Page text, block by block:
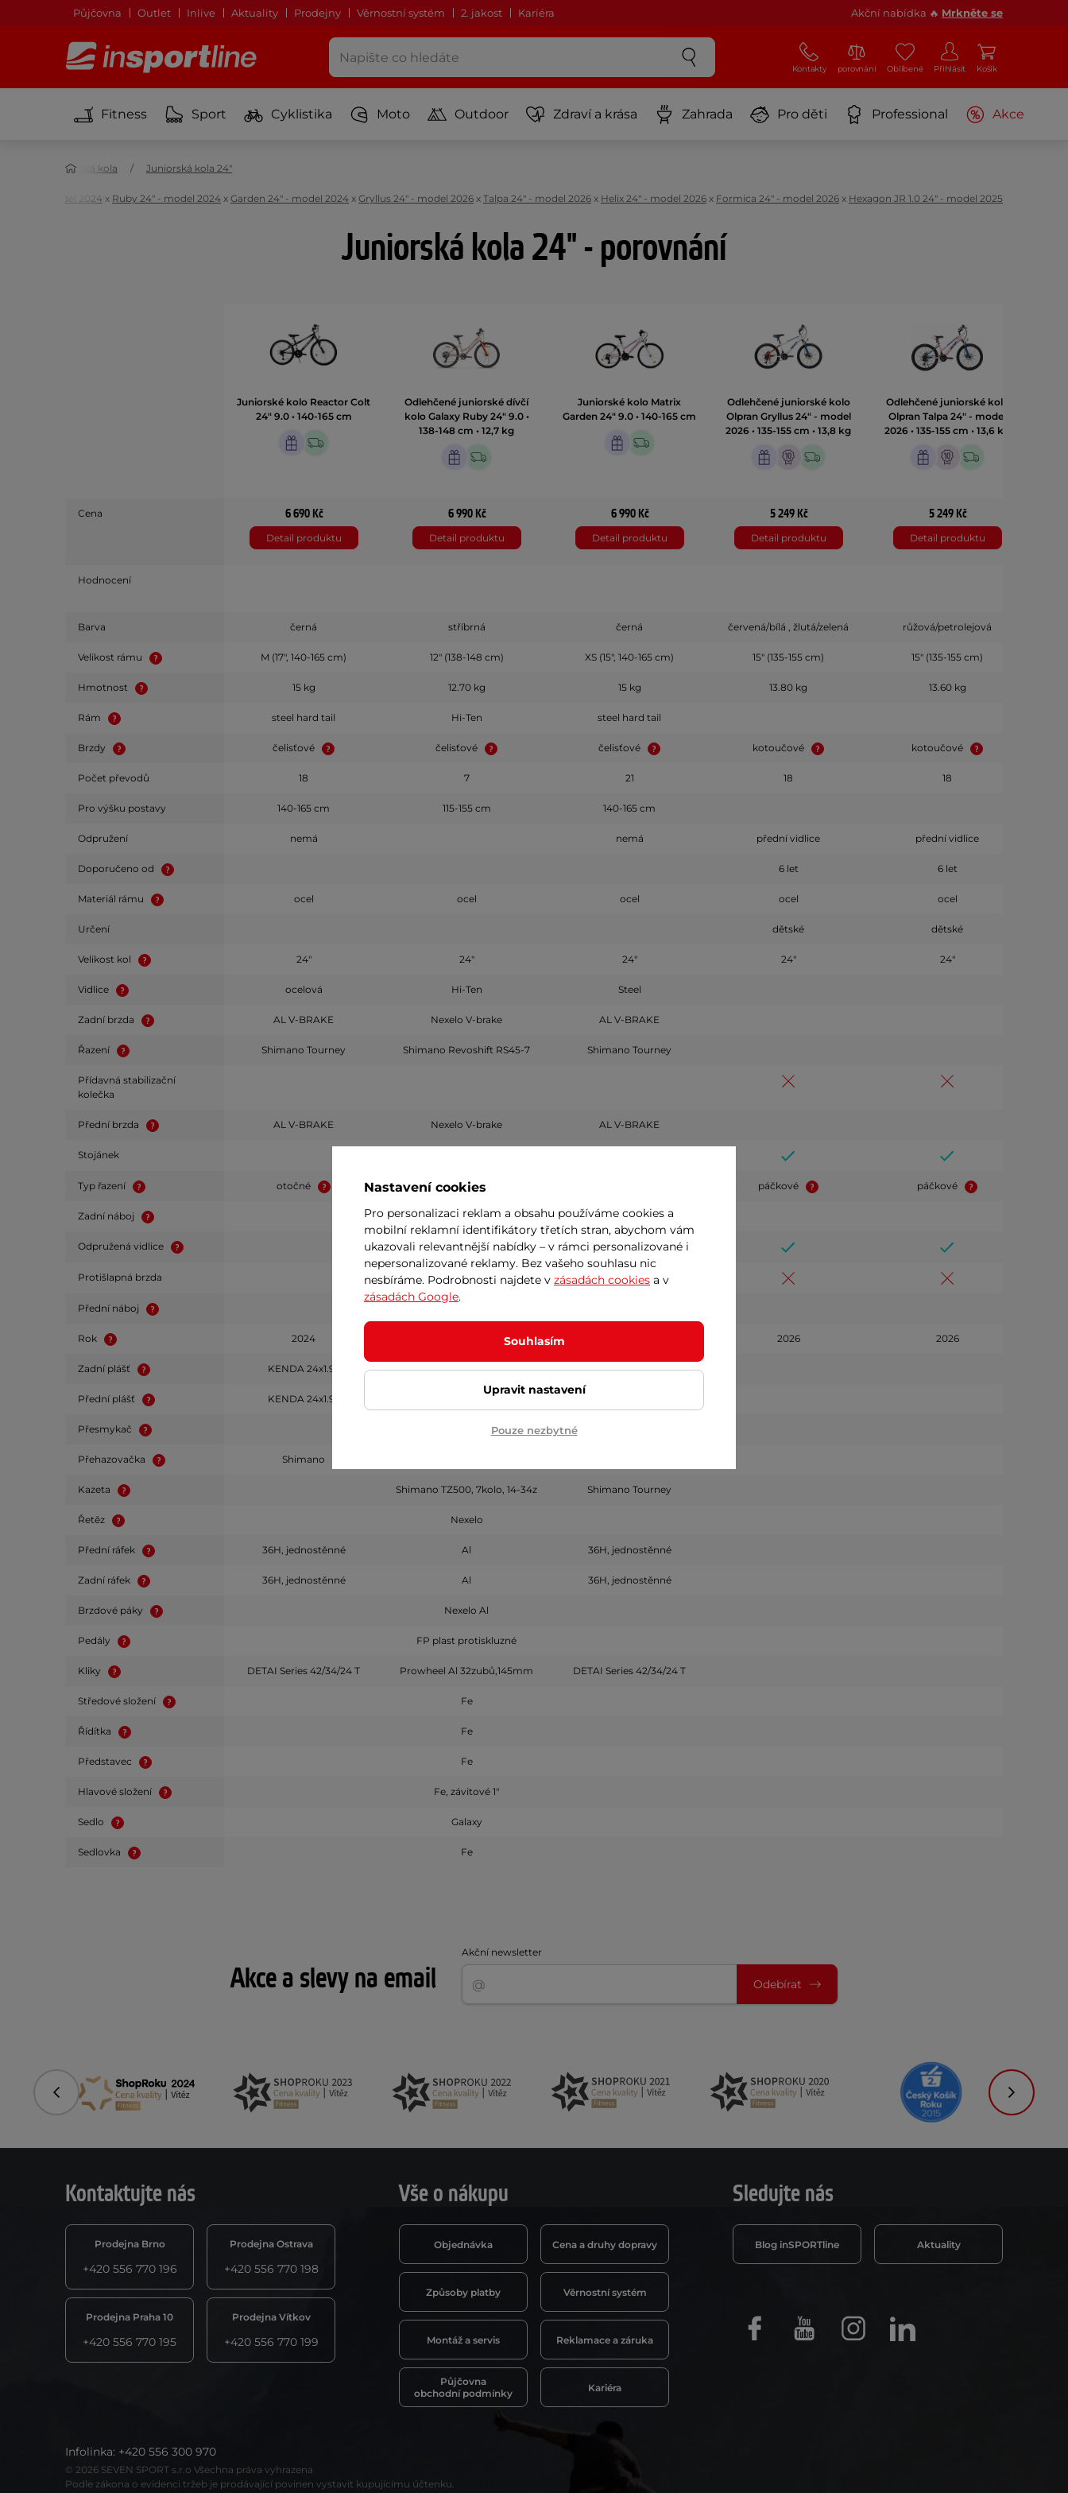
Půjčovna Outlet Inlive Aktuality Prodejny Věrnostní systém 2. jakost Kariéra Akční nabídka 🔥 Mrkněte se
Kontakty porovnání Oblíbené Přihlásit Košík
Fitness Sport Cyklistika Moto Outdoor Zdraví a krása Zahrada Pro děti Professional Akce
Dětská kola Juniorská kola 24"
Colt 24" - model 2024 x Ruby 24" - model 2024 x Garden 24" - model 2024 x Gryllus 24" - model 2026 x Talpa 24" - model 2026 x Helix 24" - model 2026 x Formica 24" - model 2026 x Hexagon JR 1.0 24" - model 2025
Juniorská kola 24" - porovnání
Juniorské kolo Reactor Colt
24" 9.0 • 140-165 cm
Odlehčené juniorské dívčí
kolo Galaxy Ruby 24" 9.0 •
138-148 cm • 12,7 kg
Juniorské kolo Matrix
Garden 24" 9.0 • 140-165 cm
Odlehčené juniorské kolo
Olpran Gryllus 24" - model
2026 • 135-155 cm • 13,8 kg
Odlehčené juniorské kolo
Olpran Talpa 24" - model
2026 • 135-155 cm • 13,6 kg
Cena 6 690 Kč
Detail produktu
6 990 Kč
Detail produktu
6 990 Kč
Detail produktu
5 249 Kč
Detail produktu
5 249 Kč
Detail produktu
Hodnocení
Barva černá stříbrná černá červená/bílá , žlutá/zelená růžová/petrolejová
Velikost rámu M (17", 140-165 cm) 12" (138-148 cm) XS (15", 140-165 cm) 15" (135-155 cm) 15" (135-155 cm)
Hmotnost 15 kg 12.70 kg 15 kg 13.80 kg 13.60 kg
Rám steel hard tail Hi-Ten steel hard tail
Brzdy čelisťové čelisťové čelisťové kotoučové kotoučové
Počet převodů 18 7 21 18 18
Pro výšku postavy 140-165 cm 115-155 cm 140-165 cm
Odpružení nemá nemá přední vidlice přední vidlice
Doporučeno od 6 let 6 let
Materiál rámu ocel ocel ocel ocel ocel
Určení dětské dětské
Velikost kol 24" 24" 24" 24" 24"
Vidlice ocelová Hi-Ten Steel
Zadní brzda AL V-BRAKE Nexelo V-brake AL V-BRAKE
Řazení Shimano Tourney Shimano Revoshift RS45-7 Shimano Tourney
Přídavná stabilizační
kolečka
Přední brzda AL V-BRAKE Nexelo V-brake AL V-BRAKE
Stojánek
Typ řazení otočné otočné páčkové páčkové
Zadní náboj Fe
Odpružená vidlice
Protišlapná brzda
Přední náboj
Rok 2024 2026 2026
Zadní plášť KENDA 24x1.95 Kenda K-935 Khan Kenda 24"*1.95
Přední plášť KENDA 24x1.95 Kenda K-935 Khan
Přesmykač Shimano TY-300
Přehazovačka Shimano
Kazeta Shimano TZ500, 7kolo, 14-34z Shimano Tourney
Řetěz Nexelo
Přední ráfek 36H, jednostěnné Al 36H, jednostěnné
Zadní ráfek 36H, jednostěnné Al 36H, jednostěnné
Brzdové páky Nexelo Al
Pedály FP plast protiskluzné
Kliky DETAI Series 42/34/24 T Prowheel Al 32zubů,145mm DETAI Series 42/34/24 T
Středové složení Fe
Řídítka Fe
Představec Fe
Hlavové složení Fe, závitové 1"
Sedlo Galaxy
Sedlovka Fe
Akce a slevy na email
Akční newsletter
Odebírat
Předchozí
Kontaktujte nás
Prodejna Brno
+420 556 770 196
Prodejna Ostrava
+420 556 770 198
Prodejna Praha 10
+420 556 770 195
Prodejna Vítkov
+420 556 770 199
Vše o nákupu
Objednávka Cena a druhy dopravy
Způsoby platby Věrnostní systém
Montáž a servis Reklamace a záruka
Půjčovna
obchodní podmínky
Kariéra
Sledujte nás
Blog inSPORTline Aktuality
FacebookYoutube InstagramLinkedIn
Infolinka: +420 556 300 970
© 2026 SEVEN SPORT s.r.o Všechna práva vyhrazena
Podle zákona o evidenci tržeb je prodávající povinen vystavit kupujícímu účtenku.
Nastavení cookies
Pro personalizaci reklam a obsahu používáme cookies a
mobilní reklamní identifikátory třetích stran, abychom vám
ukazovali relevantnější nabídky – v rámci personalizované i
nepersonalizované reklamy. Bez vašeho souhlasu nic
nesbíráme. Podrobnosti najdete v zásadách cookies a v
zásadách Google.
Souhlasím
Upravit nastavení
Pouze nezbytné